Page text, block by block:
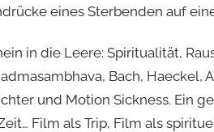
eines Sterbenden auf
in die Leere: Spiritualität,
Bach, Haeckel,
und Motion Sickness. Ein
Film als Trip, Film als